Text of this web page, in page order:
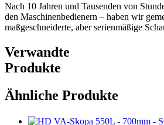
Nach 10 Jahren und Tausenden von
den Maschinenbedienern – haben wir
maßgeschneiderte, aber serienmäßige
Verwandte
Produkte
Ähnliche Produkte